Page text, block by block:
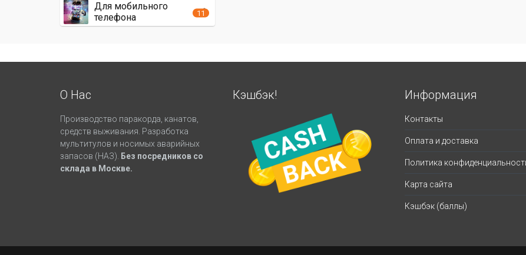
Для мобильного
телефона
11
О Нас
Производство паракорда, канатов,
средств выживания. Разработка
мультитулов и носимых аварийных
запасов (НАЗ).
Без посредников со
склада в Москве.
Кэшбэк! Информация
Контакты
Оплата и доставка
Политика
Карта сайта
Кэшбэк (баллы)